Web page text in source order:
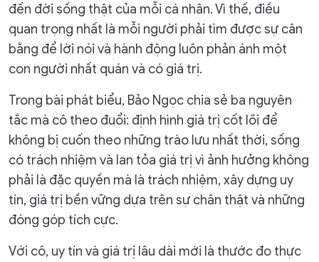
đến đời sống thật của mỗi cá nhân. Vì thế, điều
quan trọng nhất là mỗi người phải tìm được sự cân
bằng để lời nói và hành động luôn phản ánh một
con người nhất quán và có giá trị.
Trong bài phát biểu, Bảo Ngọc chia sẻ ba nguyên
tắc mà cô theo đuổi: định hình giá trị cốt lõi để
không bị cuốn theo những trào lưu nhất thời, sống
có trách nhiệm và lan tỏa giá trị vì ảnh hưởng không
phải là đặc quyền mà là trách nhiệm, xây dựng uy
tín, giá trị bền vững dựa trên sự chân thật và những
đóng góp tích cực.
Với cô, uy tín và giá trị lâu dài mới là thước đo thực